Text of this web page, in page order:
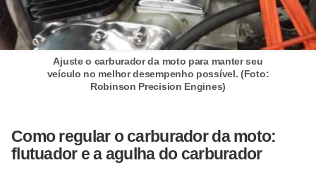
Ajuste o carburador da moto para manter seu
veículo no melhor desempenho possível. (Foto:
Robinson Precision Engines)
Como regular o carburador da moto:
flutuador e a agulha do carburador
o
M
e
s